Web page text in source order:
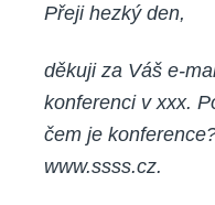
Přeji hezký den,
děkuji za Váš e-
konferenci v xxx.
čem je
www.ssss.cz.